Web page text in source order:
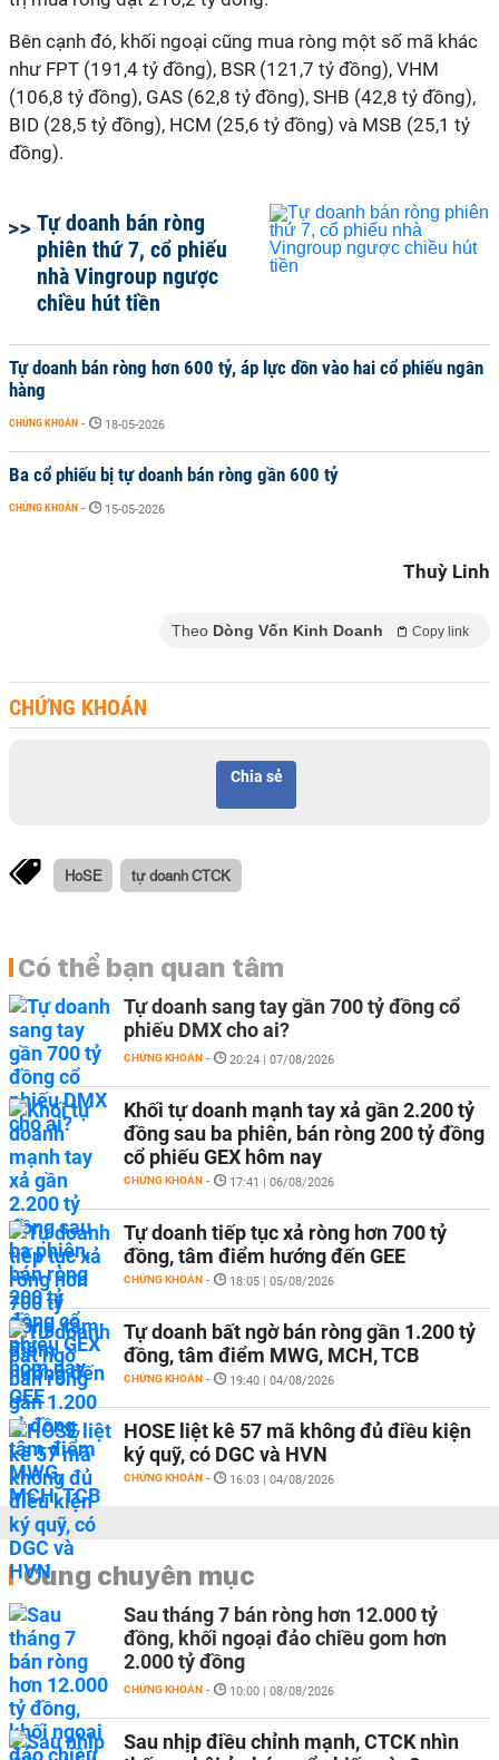
Bên cạnh đó, khối ngoại cũng mua ròng một số mã khác
như FPT (191,4 tỷ đồng), BSR (121,7 tỷ đồng), VHM
(106,8 tỷ đồng), GAS (62,8 tỷ đồng), SHB (42,8 tỷ đồng),
BID (28,5 tỷ đồng), HCM (25,6 tỷ đồng) và MSB (25,1 tỷ
đồng).
Tự doanh bán ròng
phiên thứ 7, cổ phiếu
nhà Vingroup ngược
chiều hút tiền
Tự doanh bán ròng hơn 600 tỷ, áp lực dồn vào hai cổ phiếu ngân
hàng
CHỨNG KHOÁN - 18-05-2026
Ba cổ phiếu bị tự doanh bán ròng gần 600 tỷ
CHỨNG KHOÁN - 15-05-2026
Thuỳ Linh
Theo Dòng Vốn Kinh Doanh Copy link
CHỨNG KHOÁN
Chia sẻ
HoSE tự doanh CTCK
Có thể bạn quan tâm
Tự doanh sang tay gần 700 tỷ đồng cổ
phiếu DMX cho ai?
CHỨNG KHOÁN - 20:24 | 07/08/2026
Khối tự doanh mạnh tay xả gần 2.200 tỷ
đồng sau ba phiên, bán ròng 200 tỷ đồng
cổ phiếu GEX hôm nay
CHỨNG KHOÁN - 17:41 | 06/08/2026
Tự doanh tiếp tục xả ròng hơn 700 tỷ
đồng, tâm điểm hướng đến GEE
CHỨNG KHOÁN - 18:05 | 05/08/2026
Tự doanh bất ngờ bán ròng gần 1.200 tỷ
đồng, tâm điểm MWG, MCH, TCB
CHỨNG KHOÁN - 19:40 | 04/08/2026
HOSE liệt kê 57 mã không đủ điều kiện
ký quỹ, có DGC và HVN
CHỨNG KHOÁN - 16:03 | 04/08/2026
Cùng chuyên mục
Sau tháng 7 bán ròng hơn 12.000 tỷ
đồng, khối ngoại đảo chiều gom hơn
2.000 tỷ đồng
CHỨNG KHOÁN - 10:00 | 08/08/2026
Sau nhịp điều chỉnh mạnh, CTCK nhìn